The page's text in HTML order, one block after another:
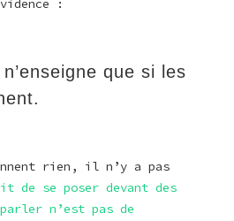
:
que si les
rien, il n’y a pas
de se poser devant des
n’est pas de